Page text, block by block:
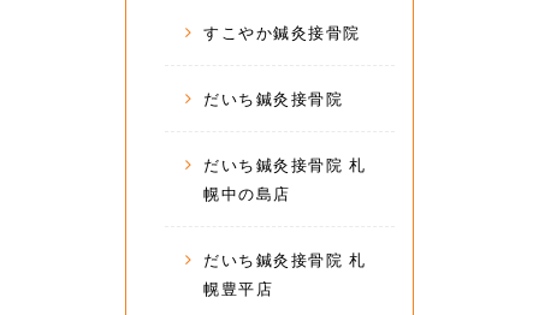
すこやか鍼灸接骨院
だいち鍼灸接骨院
だいち鍼灸接骨院 札
幌中の島店
だいち鍼灸接骨院 札
幌豊平店